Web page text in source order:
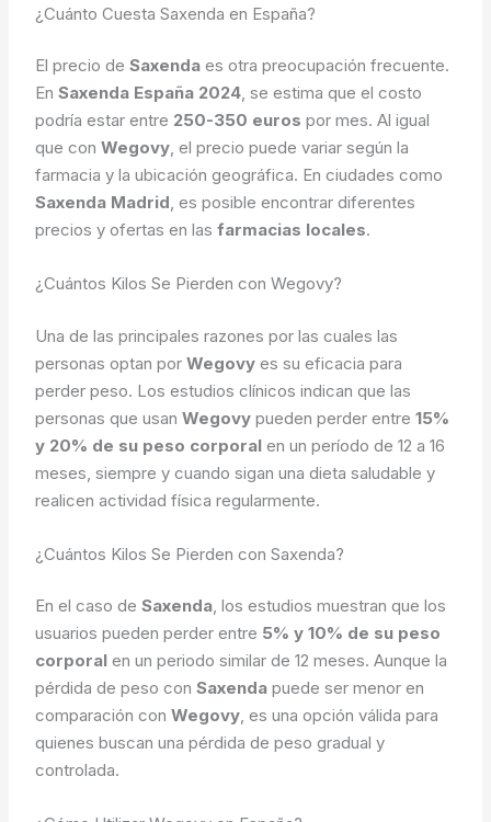
¿Cuánto Cuesta Saxenda en España?
El precio deSaxenda es otra preocupación frecuente.
EnSaxenda España 2024, se estima que el costo
podría estar entre 250-350 euros por mes. Al igual
que conWegovy, el precio puede variar según la
farmacia y la ubicación geográfica. En ciudades como
Saxenda Madrid, es posible encontrar diferentes
precios y ofertas en lasfarmacias locales.
¿Cuántos Kilos Se Pierden con Wegovy?
Una de las principales razones por las cuales las
personas optan porWegovy es su eficacia para
perder peso. Los estudios clínicos indican que las
personas que usanWegovy pueden perder entre15%
y 20% de su peso corporal en un período de 12 a 16
meses, siempre y cuando sigan una dieta saludable y
realicen actividad física regularmente.
¿Cuántos Kilos Se Pierden con Saxenda?
En el caso deSaxenda, los estudios muestran que los
usuarios pueden perder entre 5% y 10% de su peso
corporal en un periodo similar de 12 meses. Aunque la
pérdida de peso conSaxenda puede ser menor en
comparación conWegovy, es una opción válida para
quienes buscan una pérdida de peso gradual y
controlada.